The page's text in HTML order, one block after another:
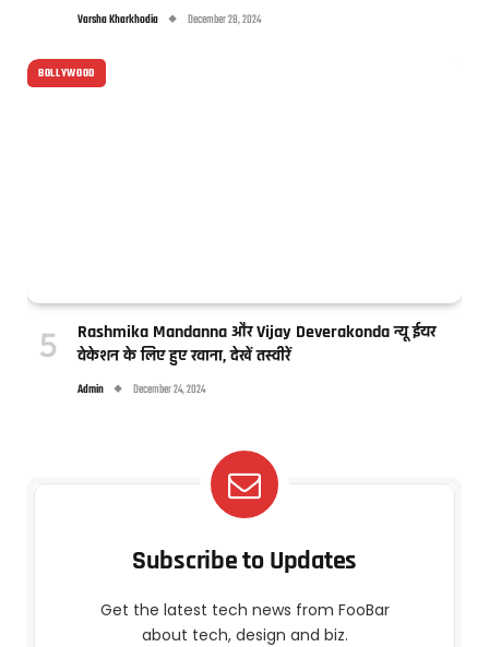
Varsha Kharkhodia December 28, 2024
BOLLYWOOD
Rashmika Mandanna और Vijay Deverakonda न्यू ईयर
वेकेशन के लिए हुए रवाना, देखें तस्वीरें
Admin December 24, 2024
Subscribe to Updates
Get the latest tech news from FooBar
about tech, design and biz.